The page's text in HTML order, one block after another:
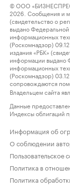
© ООО
2026. Сообщения и
(свидетельство о
выдано
информационных
(Роскомнадзор)
издания «РБК»
информации выдано
информационных
(Роскомнадзор)
сопровождаются
Владельцем сайта
Данные
Индексы облигаций
Информация об
О соблюдении
Пользовательское
Политика в
Политика